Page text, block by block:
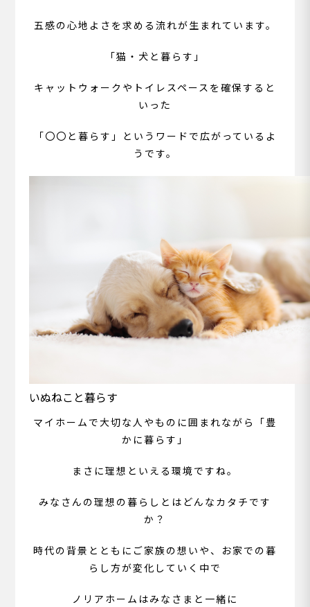
五感の心地よさを求める流れが生まれています。
「猫・犬と暮らす」
キャットウォークやトイレスペースを確保すると
いった
「〇〇と暮らす」というワードで広がっているよ
うです。
いぬねこと暮らす
マイホームで大切な人やものに囲まれながら「豊
かに暮らす」
まさに理想といえる環境ですね。
みなさんの理想の暮らしとはどんなカタチです
か？
時代の背景とともにご家族の想いや、お家での暮
らし方が変化していく中で
ノリアホームはみなさまと一緒に